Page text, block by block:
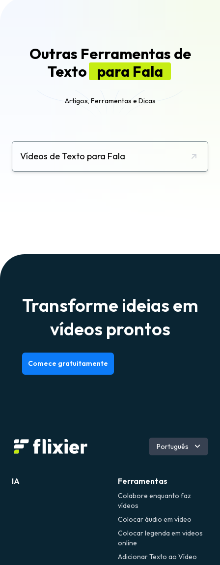
Outras Ferramentas de
Texto
para Fala
Artigos, Ferramentas e Dicas
Vídeos de Texto para Fala
Transforme ideias em
vídeos prontos
Comece gratuitamente
Inglês
Romeno
Português
IA Ferramentas
Colabore enquanto faz
vídeos
Colocar áudio em vídeo
Colocar legenda em videos
online
Adicionar Texto ao Vídeo